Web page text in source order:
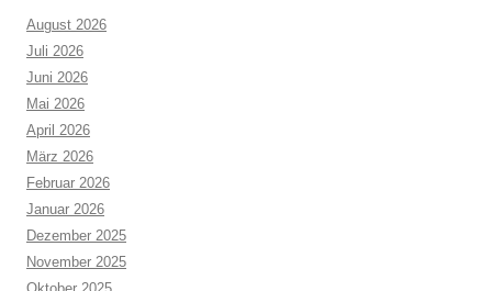
August 2026
Juli 2026
Juni 2026
Mai 2026
April 2026
März 2026
Februar 2026
Januar 2026
Dezember 2025
November 2025